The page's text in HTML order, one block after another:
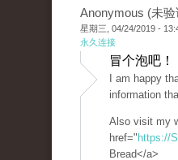
Anonymous (未验
星期三, 04/24/2019 -
永久连接
冒个泡吧
I am happy
information
Also visit my
href=" https://
Bread</a>